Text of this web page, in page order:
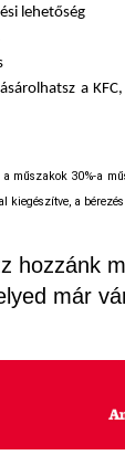
lehetőség
a
műszakok 30%-a
kiegészítve, a
hozzánk
már